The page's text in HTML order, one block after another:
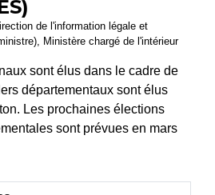
de l'information légale et
Ministère chargé de l'intérieur
sont élus dans le cadre de
départementaux sont élus
Les prochaines élections
sont prévues en mars